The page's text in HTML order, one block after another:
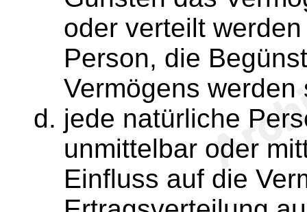
oder verteilt
Person, die
Vermögens
jede natürliche
unmittelbar oder
Einfluss auf die